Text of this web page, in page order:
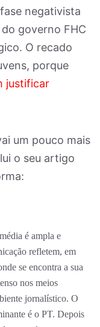
negativista
governo FHC
O recado
porque
justificar
um pouco mais
o seu artigo
é ampla e
refletem, em
se encontra a sua
nos meios
jornalístico. O
é o PT. Depois